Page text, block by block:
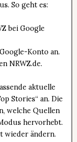
So geht es:
bei Google
Konto an.
NRWZ.de.
aktuelle
Stories“ an. Die
welche Quellen
hervorhebt.
wieder ändern.